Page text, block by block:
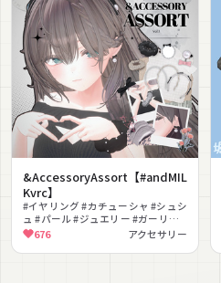
&AccessoryAssort【#andMIL
Kvrc】
#イヤリング #カチューシャ #シュシ
ュ #パール #ジュエリー #ガーリー #
上品 #揺れ物 #髪飾り #エレガント
676 アクセサリー